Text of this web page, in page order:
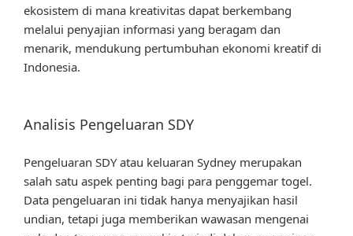
ekosistem di mana kreativitas dapat berkembang
melalui penyajian informasi yang beragam dan
menarik, mendukung pertumbuhan ekonomi kreatif di
Indonesia.
Analisis Pengeluaran SDY
Pengeluaran SDY atau keluaran Sydney merupakan
salah satu aspek penting bagi para penggemar togel.
Data pengeluaran ini tidak hanya menyajikan hasil
undian, tetapi juga memberikan wawasan mengenai